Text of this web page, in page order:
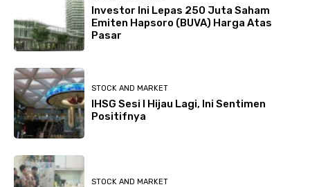
Investor Ini Lepas 250 Juta Saham
Emiten Hapsoro (BUVA) Harga Atas
Pasar
STOCK AND MARKET
IHSG Sesi I Hijau Lagi, Ini Sentimen
Positifnya
STOCK AND MARKET